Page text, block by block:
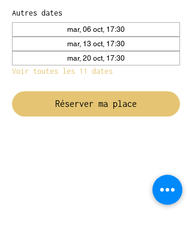
Autres dates
mar, 06 oct, 17:30
mar, 13 oct, 17:30
mar, 20 oct, 17:30
Voir toutes les 11 dates
Réserver ma place